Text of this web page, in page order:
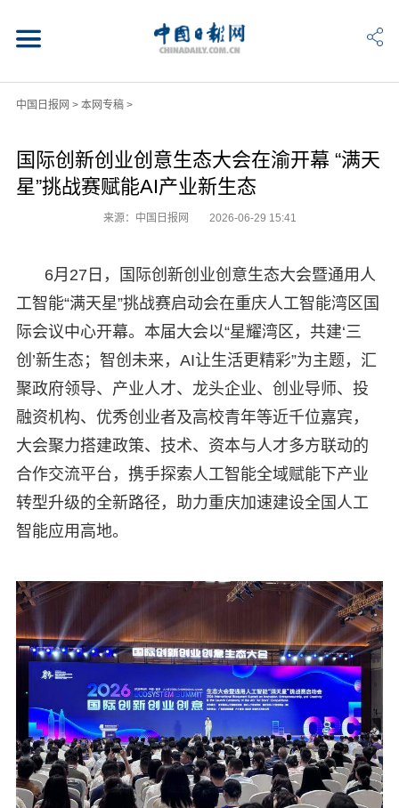
中国日报网 > 本网专稿>
国际创新创业创意生态大会在渝开幕 “满天
星”挑战赛赋能AI产业新生态
来源：中国日报网 2026-06-29 15:41
6月27日，国际创新创业创意生态大会暨通用人
工智能“满天星”挑战赛启动会在重庆人工智能湾区国
际会议中心开幕。本届大会以“星耀湾区，共建‘三
创’新生态；智创未来，AI让生活更精彩”为主题，汇
聚政府领导、产业人才、龙头企业、创业导师、投
融资机构、优秀创业者及高校青年等近千位嘉宾，
大会聚力搭建政策、技术、资本与人才多方联动的
合作交流平台，携手探索人工智能全域赋能下产业
转型升级的全新路径，助力重庆加速建设全国人工
智能应用高地。